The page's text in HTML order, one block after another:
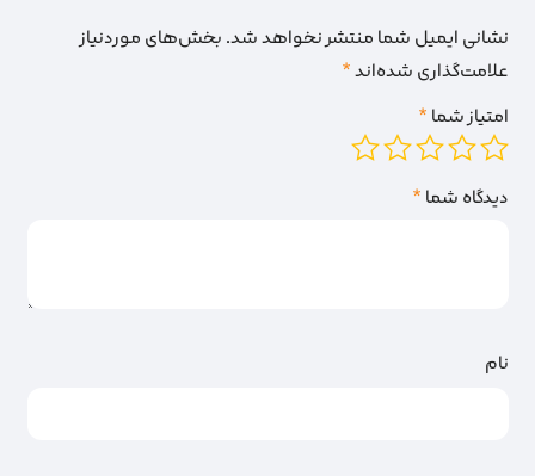
نشانی ایمیل شما منتشر نخواهد شد.بخش‌های موردنیاز
علامت‌گذاری شده‌اند*
امتیاز شما*
دیدگاه شما*
نام